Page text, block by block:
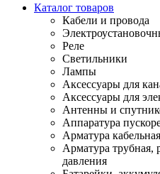
Каталог товаров
Кабели и провода
Реле
Светильники
Лампы
Аксессуары для
Аксессуары для
Антенны и
Аппаратура
Арматура
Арматура трубная,
давления